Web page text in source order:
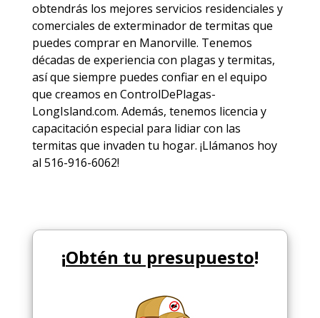
obtendrás los mejores servicios residenciales y
comerciales de exterminador de termitas que
puedes comprar en Manorville. Tenemos
décadas de experiencia con plagas y termitas,
así que siempre puedes confiar en el equipo
que creamos en ControlDePlagas-
LongIsland.com. Además, tenemos licencia y
capacitación especial para lidiar con las
termitas que invaden tu hogar. ¡Llámanos hoy
al 516-916-6062!
¡Obtén tu presupuesto!